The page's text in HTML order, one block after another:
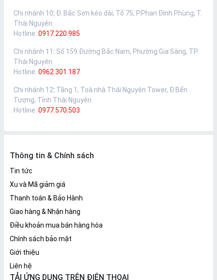
Chi nhánh 10: Đ. Bắc Sơn kéo dài, Tổ 75, P.Phan Đình Phùng, T.
Thái Nguyên
Hotline: 0917.220.985
Chi nhánh 11 : Số 159 Đường Bắc Nam, Phường Gia Sàng, TP.
Thái Nguyên
Hotline: 0962.301.187
Chi nhánh 12: Tầng 1, Toà nhà Thái Nguyên Tower, Đ.Bến
Tượng, Tỉnh Thái Nguyên
Hotline: 0977.570.503
Thông tin & Chính sách
Tin tức
Xu và Mã giảm giá
Thanh toán & Bảo Hành
Giao hàng & Nhận hàng
Điều khoản mua bán hàng hóa
Chính sách bảo mật
Giới thiệu
Liên hệ
TẢI ỨNG DỤNG TRÊN ĐIỆN THOẠI